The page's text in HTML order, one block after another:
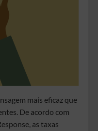
mais eficaz que
De acordo com
as taxas